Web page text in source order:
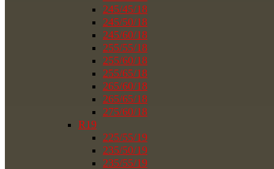
245/45/18
245/50/18
245/60/18
255/55/18
255/60/18
255/65/18
265/60/18
265/65/18
275/60/18
R19
225/55/19
235/50/19
235/55/19